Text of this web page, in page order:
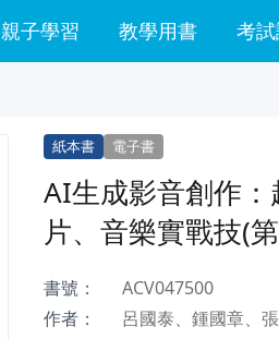
親子學習 教學用書 考
紙本書 電子書
AI生成影音創作
片、音樂實戰技(
書號：
ACV047500
作者：
呂國泰、鍾國章、